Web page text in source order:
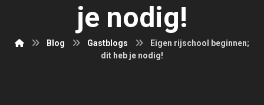
je nodig!
Blog Gastblogs
Eigen rijschool beginnen;
dit heb je nodig!